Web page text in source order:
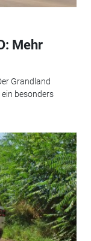
Mehr
Grandland
besonders